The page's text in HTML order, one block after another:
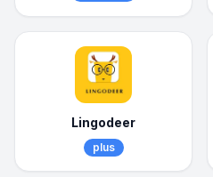
Lingodeer
plus